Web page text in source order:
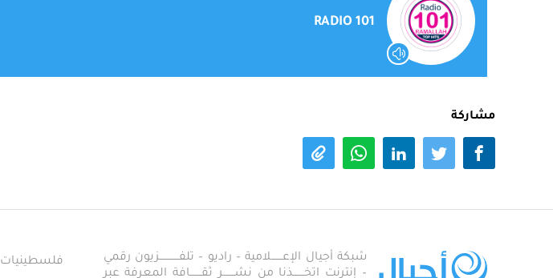
101 RADIO
مشاركة
شبكة أجيال الإعـــــــلامية – راديو – تلفــــــــــــزيون رقمي
– إنترنت اتخـــــــذنا من نشـــــــر ثقـــــــافة المعرفة عبر
فلسطينيات